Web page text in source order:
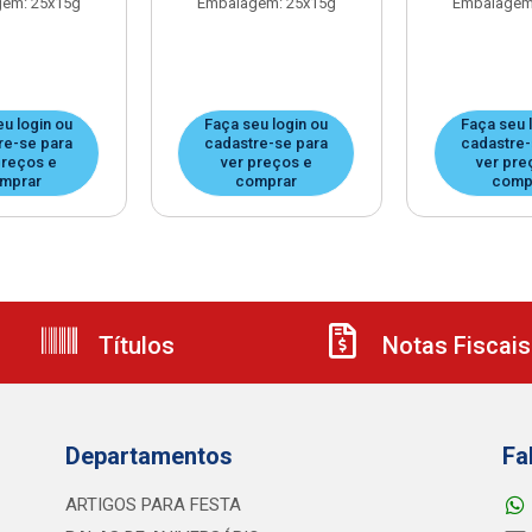
login ou
se para
e
Faça seu login ou
cadastre-se para
ver preços e
comprar
Faça seu
ver
Títulos Notas Fiscais
Departamentos
ARTIGOS PARA FESTA